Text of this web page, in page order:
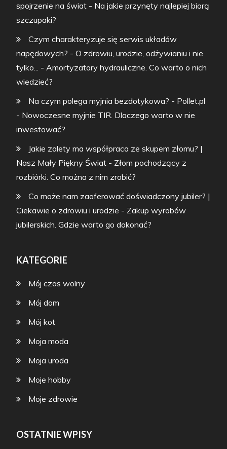
spojrzenie na świat - Na jakie przynęty najlepiej biorą
szczupaki?
Czym charakteryzuje się serwis układów
napędowych? - O zdrowiu, urodzie, odżywianiu i nie
tylko... -Amortyzatory hydrauliczne. Co warto o nich
wiedzieć?
Na czym polega myjnia bezdotykowa? - Pollet.pl
- Nowoczesne myjnie TIR. Dlaczego warto w nie
inwestować?
Jakie zalety ma współpraca ze skupem złomu? |
Nasz Mały Piękny Świat - Złom pochodzący z
rozbiórki. Co można z nim zrobić?
Co może nam zaoferować doświadczony jubiler? |
Ciekawie o zdrowiu i urodzie - Zakup wyrobów
jubilerskich. Gdzie warto go dokonać?
KATEGORIE
Mój czas wolny
Mój dom
Mój kot
Moja moda
Moja uroda
Moje hobby
Moje zdrowie
OSTATNIE WPISY